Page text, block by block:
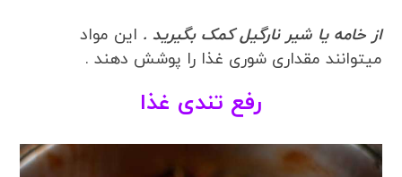
از خامه یا شیر نارگیل کمک بگیرید . این مواد
میتوانند مقداری شوری غذا را پوشش دهند .
رفع تندی غذا